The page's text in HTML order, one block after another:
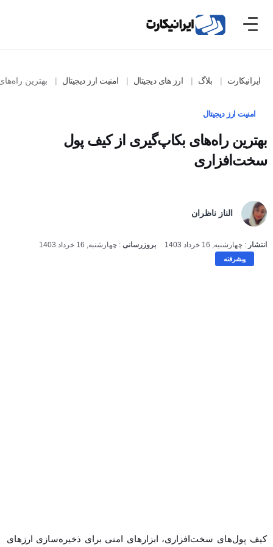
ایرانیکارت بلاگ ارز های دیجیتال امنیت ارز دیجیتال بهترین
امنیت ارز دیجیتال
بهترین راه‌های بکاپ‌گیری از کیف پول
سخت‌افزاری
الناز ناظران
انتشار:چهارشنبه, 16 خرداد 1403 بروزرسانی:چهارشنبه, 16 خرداد 1403
پیشرفته
کیف پول‌های سخت‌افزاری، ابزارهای امنی برای ذخیره‌سازی ارزهای